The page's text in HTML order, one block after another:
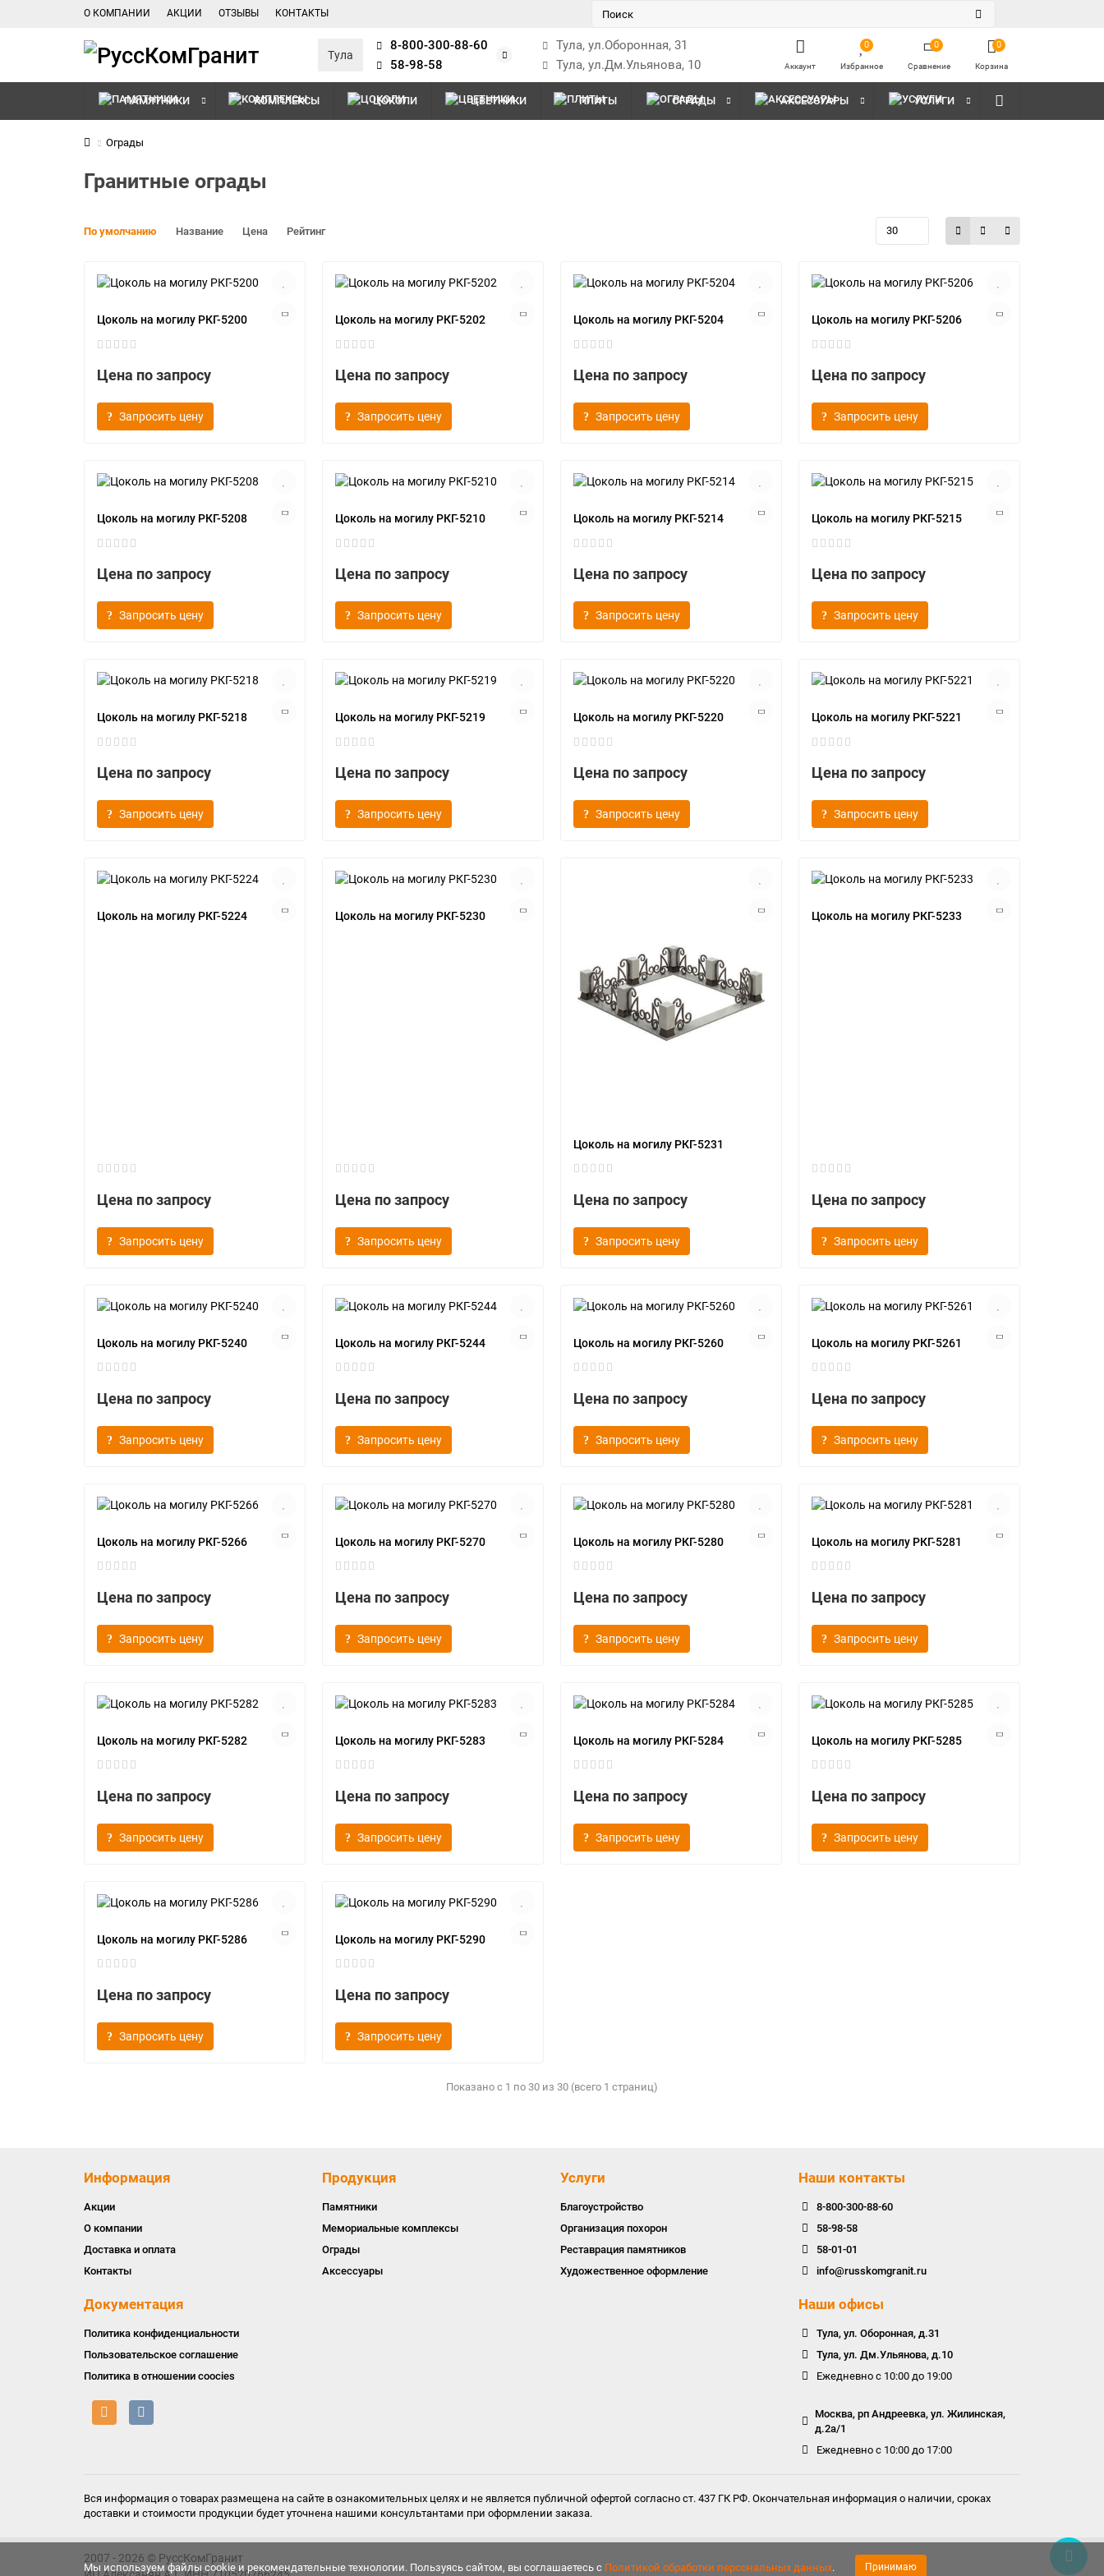
О КОМПАНИИ АКЦИИ ОТЗЫВЫ КОНТАКТЫ
Тула
8-800-300-88-60
58-98-58
Тула, ул.Оборонная, 31
Тула, ул.Дм.Ульянова, 10
Аккаунт
0
Избранное
0
Сравнение
0
Корзина
ПАМЯТНИКИ КОМПЛЕКСЫ ЦОКОЛИ ЦВЕТНИКИ ПЛИТЫ ОГРАДЫ АКСЕССУАРЫ УСЛУГИ
Ограды
Гранитные ограды
По умолчанию Название Цена Рейтинг
Цоколь на могилу РКГ-5200
Цена по запросу
Запросить цену
Цоколь на могилу РКГ-5202
Цена по запросу
Запросить цену
Цоколь на могилу РКГ-5204
Цена по запросу
Запросить цену
Цоколь на могилу РКГ-5206
Цена по запросу
Запросить цену
Цоколь на могилу РКГ-5208
Цена по запросу
Запросить цену
Цоколь на могилу РКГ-5210
Цена по запросу
Запросить цену
Цоколь на могилу РКГ-5214
Цена по запросу
Запросить цену
Цоколь на могилу РКГ-5215
Цена по запросу
Запросить цену
Цоколь на могилу РКГ-5218
Цена по запросу
Запросить цену
Цоколь на могилу РКГ-5219
Цена по запросу
Запросить цену
Цоколь на могилу РКГ-5220
Цена по запросу
Запросить цену
Цоколь на могилу РКГ-5221
Цена по запросу
Запросить цену
Цоколь на могилу РКГ-5224
Цена по запросу
Запросить цену
Цоколь на могилу РКГ-5230
Цена по запросу
Запросить цену
Цоколь на могилу РКГ-5231
Цена по запросу
Запросить цену
Цоколь на могилу РКГ-5233
Цена по запросу
Запросить цену
Цоколь на могилу РКГ-5240
Цена по запросу
Запросить цену
Цоколь на могилу РКГ-5244
Цена по запросу
Запросить цену
Цоколь на могилу РКГ-5260
Цена по запросу
Запросить цену
Цоколь на могилу РКГ-5261
Цена по запросу
Запросить цену
Цоколь на могилу РКГ-5266
Цена по запросу
Запросить цену
Цоколь на могилу РКГ-5270
Цена по запросу
Запросить цену
Цоколь на могилу РКГ-5280
Цена по запросу
Запросить цену
Цоколь на могилу РКГ-5281
Цена по запросу
Запросить цену
Цоколь на могилу РКГ-5282
Цена по запросу
Запросить цену
Цоколь на могилу РКГ-5283
Цена по запросу
Запросить цену
Цоколь на могилу РКГ-5284
Цена по запросу
Запросить цену
Цоколь на могилу РКГ-5285
Цена по запросу
Запросить цену
Цоколь на могилу РКГ-5286
Цена по запросу
Запросить цену
Цоколь на могилу РКГ-5290
Цена по запросу
Запросить цену
Показано с 1 по 30 из 30 (всего 1 страниц)
Мы используем файлы cookie и рекомендательные технологии. Пользуясь сайтом, вы соглашаетесь с Политикой обработки персональных данных. Принимаю
Информация
Акции
О компании
Доставка и оплата
Контакты
Документация
Политика конфиденциальности
Пользовательское соглашение
Политика в отношении coocies
Продукция
Памятники
Мемориальные комплексы
Ограды
Аксессуары
Услуги
Благоустройство
Организация похорон
Реставрация памятников
Художественное оформление
Наши контакты
8-800-300-88-60
58-98-58
58-01-01
info@russkomgranit.ru
Наши офисы
Тула, ул. Оборонная, д.31
Тула, ул. Дм.Ульянова, д.10
Ежедневно с 10:00 до 19:00
Москва, рп Андреевка, ул. Жилинская,
д.2а/1
Ежедневно с 10:00 до 17:00
Вся информация о товарах размещена на сайте в ознакомительных целях и не является публичной офертой согласно ст. 437 ГК РФ. Окончательная информация о наличии, сроках
доставки и стоимости продукции будет уточнена нашими консультантами при оформлении заказа.
2007 - 2026 © РуссКомГранит